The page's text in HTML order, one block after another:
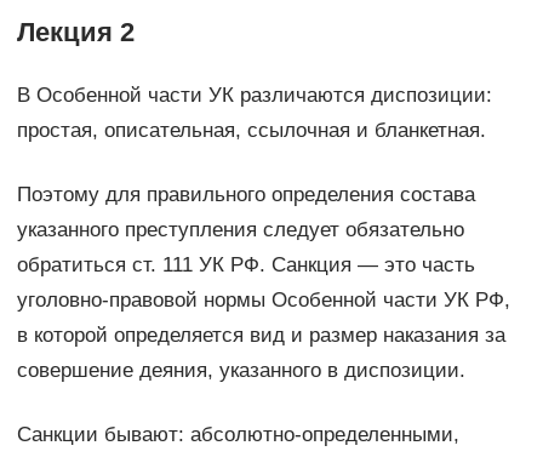
Лекция 2
В Особенной части УК различаются диспозиции:
простая, описательная, ссылочная и бланкетная.
Поэтому для правильного определения состава
указанного преступления следует обязательно
обратиться ст. 111 УК РФ. Санкция — это часть
уголовно-правовой нормы Особенной части УК РФ,
в которой определяется вид и размер наказания за
совершение деяния, указанного в диспозиции.
Санкции бывают: абсолютно-определенными,